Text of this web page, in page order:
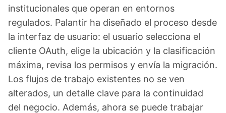
institucionales que operan en entornos
regulados. Palantir ha diseñado el proceso desde
la interfaz de usuario: el usuario selecciona el
cliente OAuth, elige la ubicación y la clasificación
máxima, revisa los permisos y envía la migración.
Los flujos de trabajo existentes no se ven
alterados, un detalle clave para la continuidad
del negocio. Además, ahora se puede trabajar